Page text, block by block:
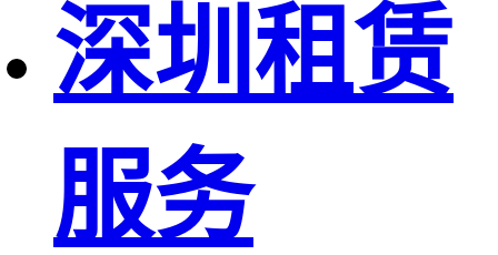
深圳租赁
服务